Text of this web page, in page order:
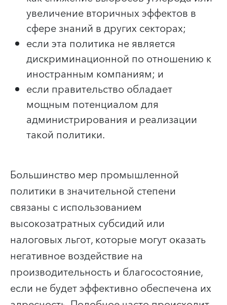
увеличение вторичных эффектов в
сфере знаний в других секторах;
если эта политика не является
дискриминационной по отношению к
иностранным компаниям; и
если правительство обладает
мощным потенциалом для
администрирования и реализации
такой политики.
Большинство мер промышленной
политики в значительной степени
связаны с использованием
высокозатратных субсидий или
налоговых льгот, которые могут оказать
негативное воздействие на
производительность и благосостояние,
если не будет эффективно обеспечена их